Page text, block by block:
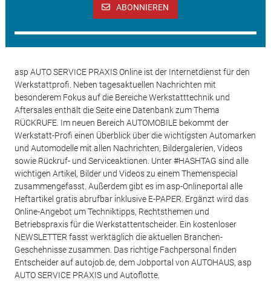
ABONNIEREN
asp AUTO SERVICE PRAXIS Online ist der Internetdienst für den
Werkstattprofi. Neben tagesaktuellen Nachrichten mit
besonderem Fokus auf die Bereiche Werkstatttechnik und
Aftersales enthält die Seite eine Datenbank zum Thema
RÜCKRUFE. Im neuen Bereich AUTOMOBILE bekommt der
Werkstatt-Profi einen Überblick über die wichtigsten Automarken
und Automodelle mit allen Nachrichten, Bildergalerien, Videos
sowie Rückruf- und Serviceaktionen. Unter #HASHTAG sind alle
wichtigen Artikel, Bilder und Videos zu einem Themenspecial
zusammengefasst. Außerdem gibt es im asp-Onlineportal alle
Heftartikel gratis abrufbar inklusive E-PAPER. Ergänzt wird das
Online-Angebot um Techniktipps, Rechtsthemen und
Betriebspraxis für die Werkstattentscheider. Ein kostenloser
NEWSLETTER fasst werktäglich die aktuellen Branchen-
Geschehnisse zusammen. Das richtige Fachpersonal finden
Entscheider auf autojob.de, dem Jobportal von AUTOHAUS, asp
AUTO SERVICE PRAXIS und Autoflotte.